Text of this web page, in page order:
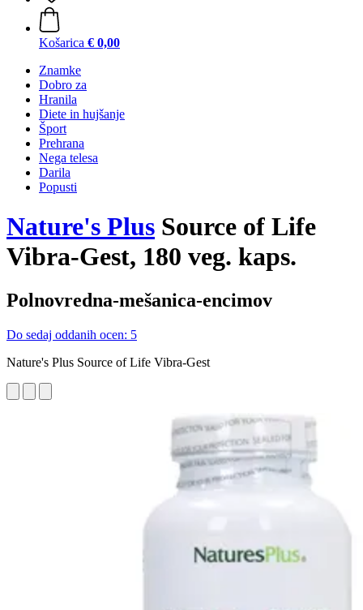
Košarica € 0,00
Znamke
Dobro za
Hranila
Diete in hujšanje
Šport
Prehrana
Nega telesa
Darila
Popusti
Nature's Plus Source of Life
Vibra-Gest, 180 veg. kaps.
Polnovredna-mešanica-encimov
Do sedaj oddanih ocen: 5
Nature's Plus Source of Life Vibra-Gest